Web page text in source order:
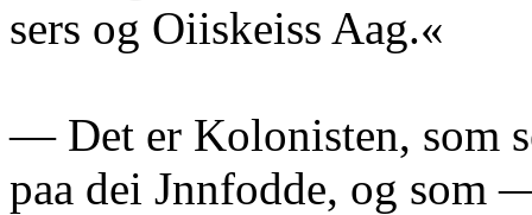
sers og Oiiskeiss Aag.«
— Det er Kolonisten, som
paa dei Jnnfodde, og som